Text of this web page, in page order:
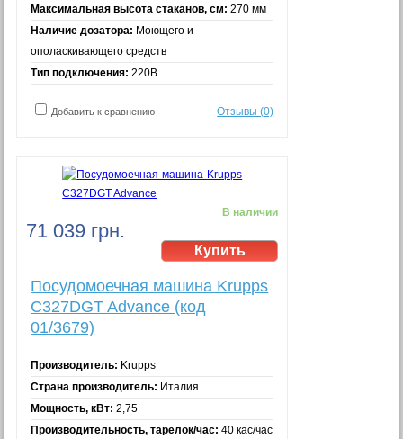
Максимальная высота стаканов, см: 270 мм
Наличие дозатора: Моющего и
ополаскивающего средств
Тип подключения: 220В
Добавить к сравнению Отзывы (0)
71 039 грн.
В наличии
Посудомоечная машина Krupps
C327DGT Advance (код
01/3679)
Производитель: Krupps
Страна производитель: Италия
Мощность, кВт: 2,75
Производительность, тарелок/час: 40 кас/час